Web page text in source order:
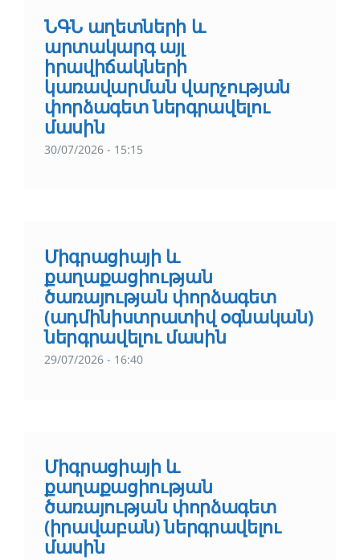
ՆԳՆ աղետների և
արտակարգ այլ
իրավիճակների
կառավարման վարչության
փորձագետ ներգրավելու
մասին
30/07/2026 - 15:15
Միգրացիայի և
քաղաքացիության
ծառայության փորձագետ
(ադմինիստրատիվ օգնական)
ներգրավելու մասին
29/07/2026 - 16:40
Միգրացիայի և
քաղաքացիության
ծառայության փորձագետ
(իրավաբան) ներգրավելու
մասին